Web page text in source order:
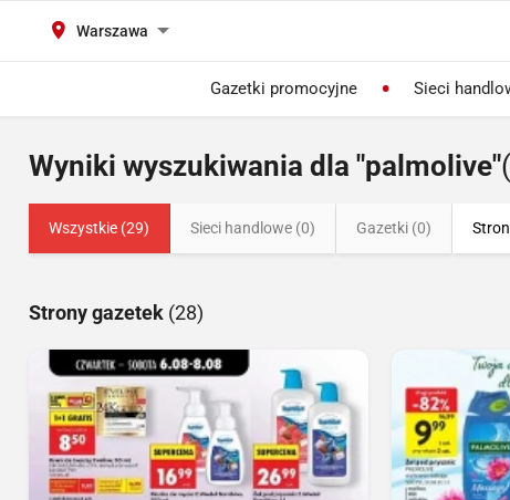
Warszawa
Gazetki promocyjne Sieci
Wyniki wyszukiwania dla "palmolive"
Wszystkie (29) Sieci handlowe (0) Gazetki (0)
Strony gazetek (28)